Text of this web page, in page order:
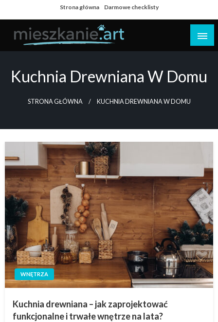
to
content
Strona główna Darmowe checklisty
Kuchnia Drewniana W Domu
STRONA GŁÓWNA KUCHNIA DREWNIANA W DOMU
WNĘTRZA
Kuchnia drewniana – jak zaprojektować
funkcjonalne i trwałe wnętrze na lata?